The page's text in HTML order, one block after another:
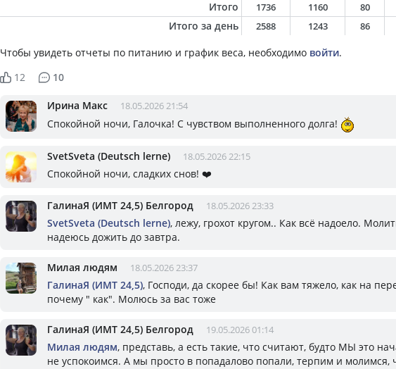
Итого
1736 1160 80
Итого за день 2588 1243 86
Чтобы увидеть отчеты по питанию и график веса, необходимо войти.
12
10
Ирина Макс 18.05.2026 21:54
Спокойной ночи, Галочка! С чувством выполненного долга!
SvetSveta (Deutsch lerne) 18.05.2026 22:15
Спокойной ночи, сладких снов! ❤️
ГалинаЯ (ИМТ 24,5) Белгород 18.05.2026 23:33
SvetSveta (Deutsch lerne), лежу, грохот кругом.. Как всё надоело.
надеюсь дожить до завтра.
Милая людям 18.05.2026 23:37
ГалинаЯ (ИМТ 24,5), Господи, да скорее бы! Как вам тяжело, как на
почему " как". Молюсь за вас тоже
ГалинаЯ (ИМТ 24,5) Белгород 19.05.2026 01:14
Милая людям, представь, а есть такие, что считают, будто МЫ это
не успокоимся. А мы просто в попадалово попали, терпим и молимся,